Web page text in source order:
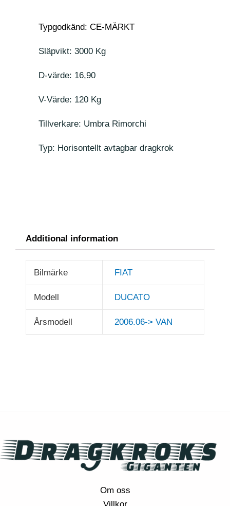
Typgodkänd: CE-MÄRKT
Släpvikt: 3000 Kg
D-värde: 16,90
V-Värde: 120 Kg
Tillverkare: Umbra Rimorchi
Typ: Horisontellt avtagbar dragkrok
Additional information
Bilmärke FIAT
Modell DUCATO
Årsmodell 2006.06-> VAN
Om oss